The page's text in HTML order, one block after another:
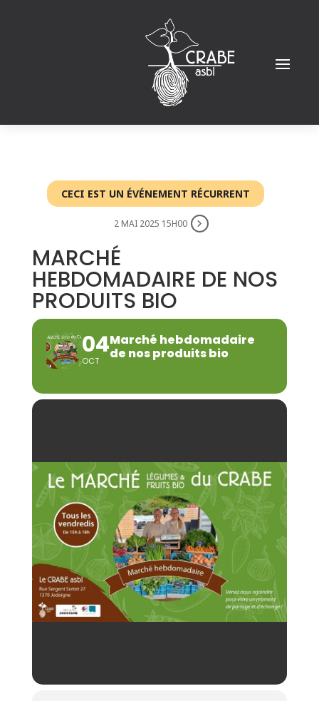
CECI EST UN ÉVÉNEMENT RÉCURRENT
2 MAI 2025 15H00
MARCHÉ
HEBDOMADAIRE DE NOS
PRODUITS BIO
04
OCT
Marché hebdomadaire
de nos produits bio